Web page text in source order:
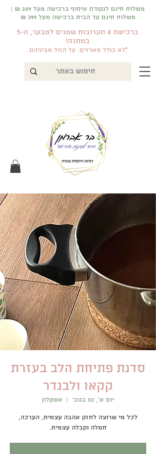
משלוח חינם לנקודת איסוף ברכישה מעל 249 ₪ |
משלוח חינם עד הבית ברכישה מעל 399 ₪
ברכישת 4 תערובות שמנים למבער, ה-5
במתנה!
*לא כולל מארזים. על הזול מביניהם.
סדנת פתיחת הלב בעזרת
קקאו ולבנדר
יום א׳, 02 בנוב׳ אשקלון
לכל מי שרוצה לחזק אהבה עצמית, הערכה,
חמלה וקבלה עצמית.